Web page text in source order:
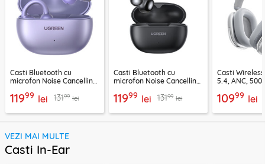
Casti Bluetooth cu
microfon Noise Cancelling
11999 lei 13199 lei
Casti Bluetooth cu
microfon Noise Cancelling
11999 lei 13199 lei
Casti
5.4, ANC,
10999 lei
VEZI MAI MULTE
Casti In-Ear